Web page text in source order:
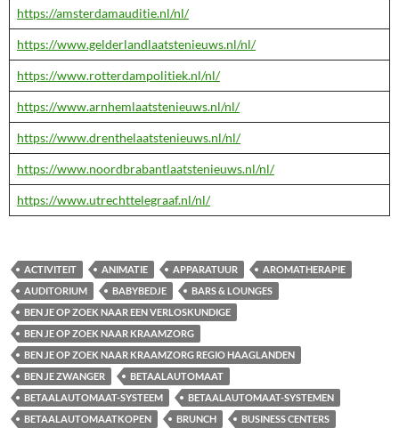
https://amsterdamauditie.nl/nl/
https://www.gelderlandlaatstenieuws.nl/nl/
https://www.rotterdampolitiek.nl/nl/
https://www.arnhemlaatstenieuws.nl/nl/
https://www.drenthelaatstenieuws.nl/nl/
https://www.noordbrabantlaatstenieuws.nl/nl/
https://www.utrechttelegraaf.nl/nl/
ACTIVITEIT ANIMATIE APPARATUUR
AROMATHERAPIE
AUDITORIUM
BABYBEDJE
BARS & LOUNGES
BEN JE OP ZOEK NAAR EEN VERLOSKUNDIGE
BEN JE OP ZOEK NAAR KRAAMZORG
BEN JE OP ZOEK NAAR KRAAMZORG REGIO HAAGLANDEN
BEN JE ZWANGER
BETAALAUTOMAAT
BETAALAUTOMAAT-SYSTEEM
BETAALAUTOMAAT-SYSTEMEN
BETAALAUTOMAATKOPEN
BRUNCH BUSINESS CENTERS